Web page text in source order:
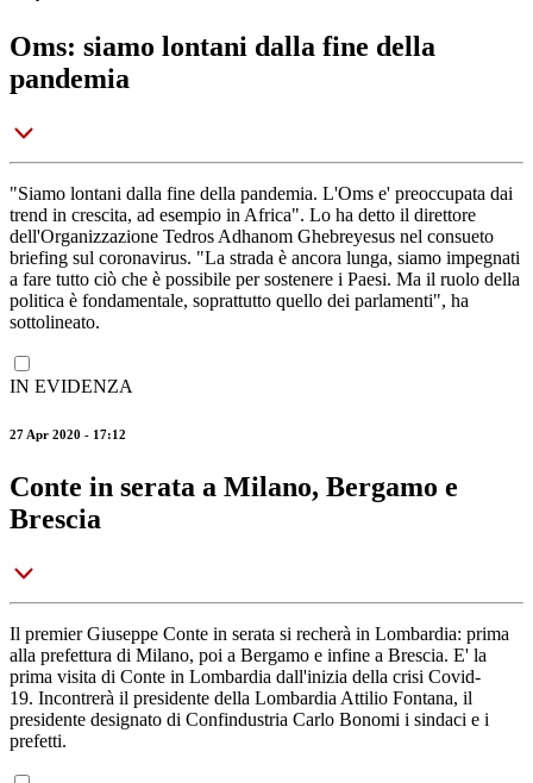
Oms: siamo lontani dalla fine della
pandemia
"Siamo lontani dalla fine della pandemia. L'Oms e' preoccupata dai
trend in crescita, ad esempio in Africa". Lo ha detto il direttore
dell'Organizzazione Tedros Adhanom Ghebreyesus nel consueto
briefing sul coronavirus. "La strada è ancora lunga, siamo impegnati
a fare tutto ciò che è possibile per sostenere i Paesi. Ma il ruolo della
politica è fondamentale, soprattutto quello dei parlamenti", ha
sottolineato.
IN EVIDENZA
27 Apr 2020 - 17:12
Conte in serata a Milano, Bergamo e
Brescia
Il premier Giuseppe Conte in serata si recherà in Lombardia: prima
alla prefettura di Milano, poi a Bergamo e infine a Brescia. E' la
prima visita di Conte in Lombardia dall'inizia della crisi Covid-
19. Incontrerà il presidente della Lombardia Attilio Fontana, il
presidente designato di Confindustria Carlo Bonomi i sindaci e i
prefetti.